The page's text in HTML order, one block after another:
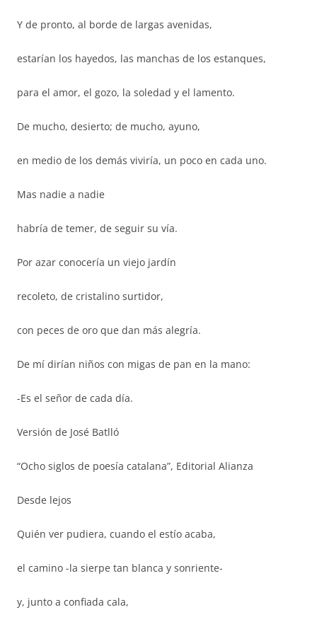
Y de pronto, al borde de largas avenidas,
estarían los hayedos, las manchas de los estanques,
para el amor, el gozo, la soledad y el lamento.
De mucho, desierto; de mucho, ayuno,
en medio de los demás viviría, un poco en cada uno.
Mas nadie a nadie
habría de temer, de seguir su vía.
Por azar conocería un viejo jardín
recoleto, de cristalino surtidor,
con peces de oro que dan más alegría.
De mí dirían niños con migas de pan en la mano:
-Es el señor de cada día.
Versión de José Batlló
“Ocho siglos de poesía catalana”, Editorial Alianza
Desde lejos
Quién ver pudiera, cuando el estío acaba,
el camino -la sierpe tan blanca y sonriente-
y, junto a confiada cala,